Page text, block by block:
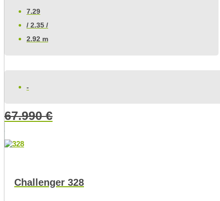
7.29
/ 2.35 /
2.92 m
-
67.990€
Challenger 328